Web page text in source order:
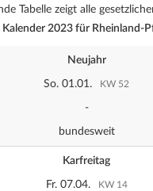
Tabelle zeigt alle
Kalender 2023 für Rheinland-
Neujahr
So. 01.01. KW 52
-
bundesweit
Karfreitag
Fr. 07.04. KW 14